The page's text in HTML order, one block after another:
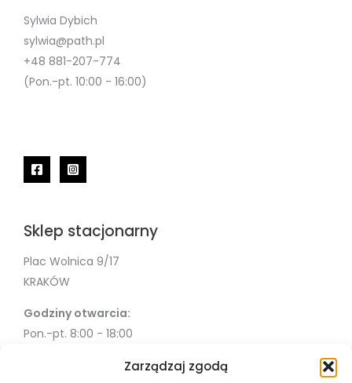
Zarządzaj zgodą
Sylwia Dybich
sylwia@path.pl
+48 881-207-774
(Pon.-pt. 10:00 - 16:00)
Sklep stacjonarny
Plac Wolnica 9/17
KRAKÓW
Godziny otwarcia:
Pon.-pt. 8:00 - 18:00